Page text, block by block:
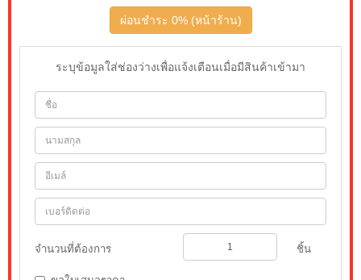
ผ่อนชำระ 0% (หน้าร้าน)
ระบุข้อมูลใส่ช่องว่างเพื่อแจ้งเตือนเมื่อมีสินค้าเข้ามา
จำนวนที่ต้องการ ชิ้น